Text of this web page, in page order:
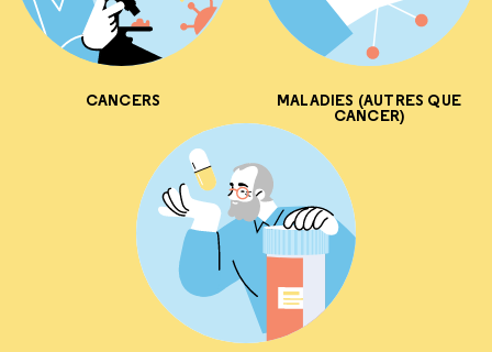
CANCERS MALADIES (AUTRES QUE
CANCER)